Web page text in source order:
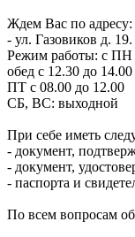
Ждем Вас по адресу:
- ул. Газовиков д.
Режим работы: с ПН
обед с 12.30 до 14.00
ПТ с 08.00 до 12.00
СБ, ВС: выходной
При себе иметь
- документ,
- документ,
- паспорта и
По всем вопросам